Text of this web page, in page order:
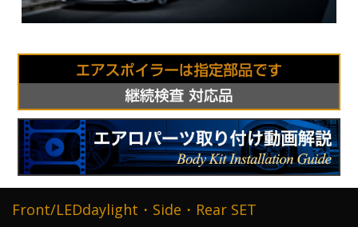
Front/LEDdaylight・Side・Rear SET